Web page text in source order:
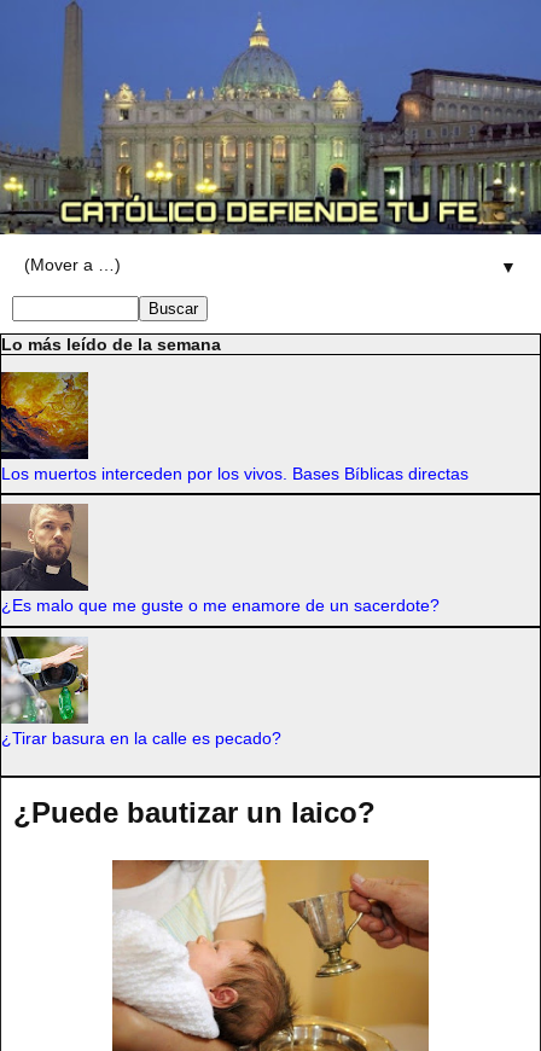
▼
Lo más leído de la semana
Los muertos interceden por los vivos. Bases Bíblicas directas
¿Es malo que me guste o me enamore de un sacerdote?
¿Tirar basura en la calle es pecado?
¿Puede bautizar un laico?